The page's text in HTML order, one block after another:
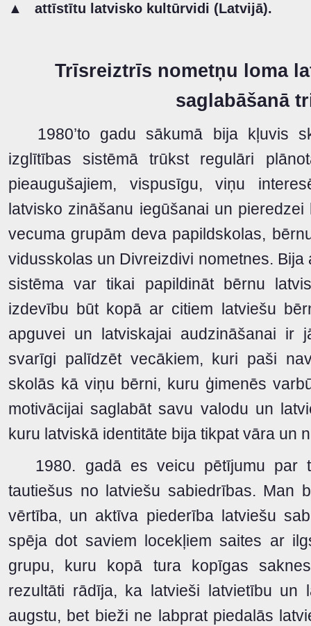
▲ attīstītu latvisko kultūrvidi (Latvijā).
Trīsreiztrīs nometņu loma
saglabāšanā
1980’to gadu sākumā bija kļuvis
izglītības sistēmā trūkst regulāri
pieaugušajiem, vispusīgu, viņu
latvisko zināšanu iegūšanai un
vecuma grupām deva papildskolas,
vidusskolas un Divreizdivi nometnes.
sistēma var tikai papildināt bērnu
izdevību būt kopā ar citiem latviešu
apguvei un latviskajai audzināšanai ir
svarīgi palīdzēt vecākiem, kuri paši
skolās kā viņu bērni, kuru ģimenēs
motivācijai saglabāt savu valodu un
kuru latviskā identitāte bija tikpat vāra un
1980. gadā es veicu pētījumu par
tautiešus no latviešu sabiedrības. Man
vērtība, un aktīva piederība latviešu
spēja dot saviem locekļiem saites ar
grupu, kuru kopā tura kopīgas
rezultāti rādīja, ka latvieši latvietību un
augstu, bet bieži ne labprat piedalās